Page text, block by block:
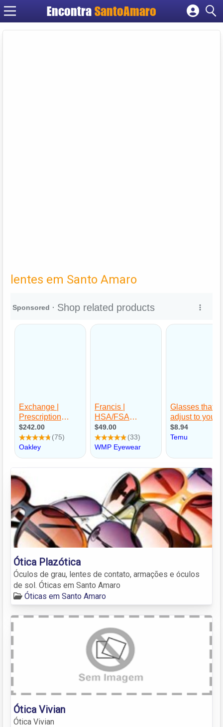
Encontra SantoAmaro
Cadastrar empresa
lentes em Santo Amaro
Ótica Plazótica
Óculos de grau, lentes de contato, armações e óculos
de sol. Óticas em Santo Amaro
Óticas em Santo Amaro
Ótica Vivian
Ótica Vivian